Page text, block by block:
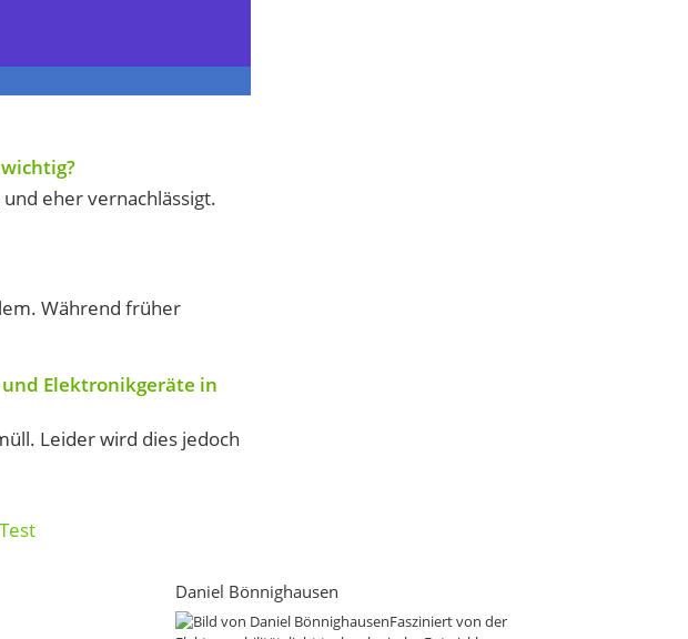
eher vernachlässigt.
Während früher
Elektronikgeräte in
Leider wird dies jedoch
Daniel Bönnighausen
Fasziniert von der